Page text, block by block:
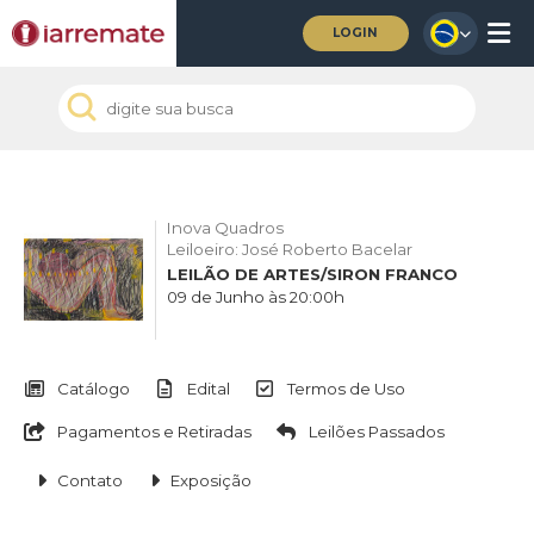
LOGIN
Inova Quadros
Leiloeiro: José Roberto Bacelar
LEILÃO DE ARTES/SIRON FRANCO
09 de Junho às 20:00h
Catálogo Edital Termos de Uso
Pagamentos e Retiradas Leilões Passados
Contato Exposição